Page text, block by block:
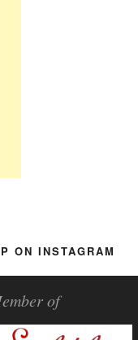
ON INSTAGRAM
of